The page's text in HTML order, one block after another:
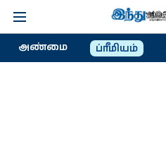
அண்மை ப்ரீமியம்